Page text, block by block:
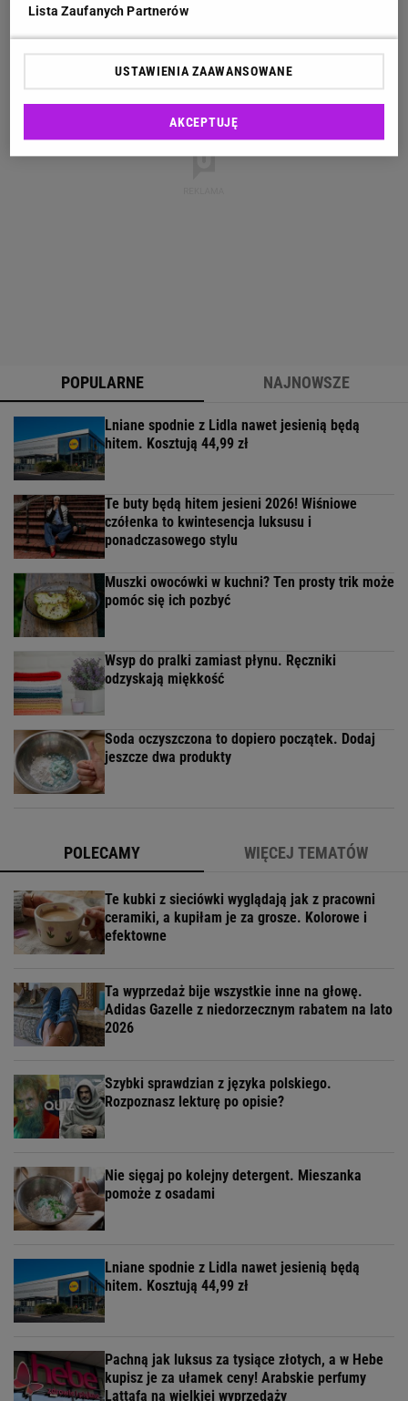
POPULARNE NAJNOWSZE
Lniane spodnie z Lidla nawet jesienią będą
hitem. Kosztują 44,99 zł
Te buty będą hitem jesieni 2026! Wiśniowe
czółenka to kwintesencja luksusu i
ponadczasowego stylu
Muszki owocówki w kuchni? Ten prosty trik może
pomóc się ich pozbyć
Wsyp do pralki zamiast płynu. Ręczniki
odzyskają miękkość
Soda oczyszczona to dopiero początek. Dodaj
jeszcze dwa produkty
POLECAMY WIĘCEJ TEMATÓW
Te kubki z sieciówki wyglądają jak z pracowni
ceramiki, a kupiłam je za grosze. Kolorowe i
efektowne
Ta wyprzedaż bije wszystkie inne na głowę.
Adidas Gazelle z niedorzecznym rabatem na lato
2026
Szybki sprawdzian z języka polskiego.
Rozpoznasz lekturę po opisie?
Nie sięgaj po kolejny detergent. Mieszanka
pomoże z osadami
Lniane spodnie z Lidla nawet jesienią będą
hitem. Kosztują 44,99 zł
Pachną jak luksus za tysiące złotych, a w Hebe
kupisz je za ułamek ceny! Arabskie perfumy
Lattafa na wielkiej wyprzedaży
Lista Zaufanych Partnerów
USTAWIENIA ZAAWANSOWANE
AKCEPTUJĘ